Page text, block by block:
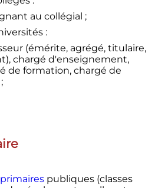
au collégial ;
:
(émérite, agrégé, titulaire,
chargé d'enseignement,
de formation, chargé de
;
publiques (classes